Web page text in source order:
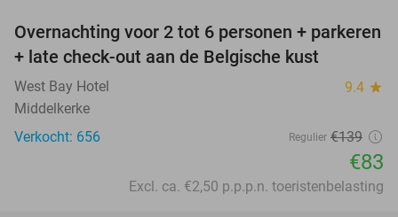
40%
Overnachting voor 2 tot 6 personen + parkeren
+ late check-out aan de Belgische kust
West Bay Hotel 9.4 star
Middelkerke
Verkocht: 656
Regulier €139
€83
Excl. ca. €2,50 p.p.p.n. toeristenbelasting